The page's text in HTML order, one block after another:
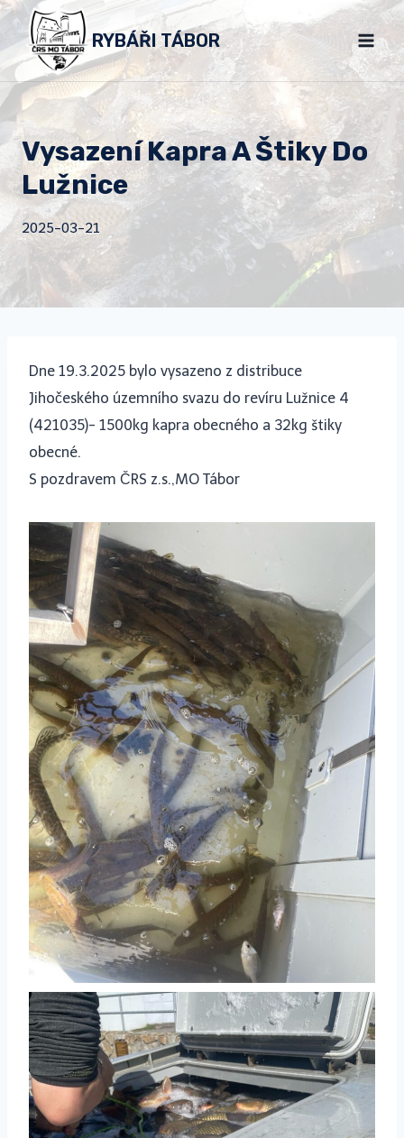
Přeskočit
obsah
RYBÁŘI TÁBOR
Vysazení Kapra A Štiky Do
Lužnice
2025-03-21
Dne 19.3.2025 bylo vysazeno z distribuce
Jihočeského územního svazu do revíru Lužnice 4
(421035)- 1500kg kapra obecného a 32kg štiky
obecné.
S pozdravem ČRS z.s.,MO Tábor